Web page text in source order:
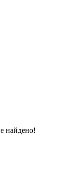
найдено!